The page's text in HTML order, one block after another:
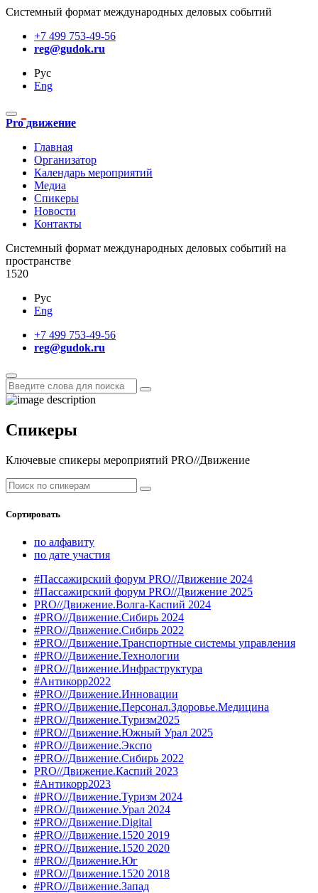
Системный формат международных деловых событий
+7 499 753-49-56
reg@gudok.ru
Рус
Eng
Pro движение
Главная
Организатор
Календарь мероприятий
Медиа
Спикеры
Новости
Контакты
Cистемный формат международных деловых событий на
пространстве
1520
Рус
Eng
+7 499 753-49-56
reg@gudok.ru
Спикеры
Ключевые спикеры мероприятий PRO//Движение
Сортировать
по алфавиту
по дате участия
#Пассажирский форум PRO//Движение 2024
#Пассажирский форум PRO//Движение 2025
PRO//Движение.Волга-Каспий 2024
#PRO//Движение.Сибирь 2024
#PRO//Движение.Сибирь 2022
#PRO//Движение.Транспортные системы управления
#PRO//Движение.Технологии
#PRO//Движение.Инфраструктура
#Антикорр2022
#PRO//Движение.Инновации
#PRO//Движение.Персонал.Здоровье.Медицина
#PRO//Движение.Туризм2025
#PRO//Движение.Южный Урал 2025
#PRO//Движение.Экспо
#PRO//Движение.Сибирь 2022
PRO//Движение.Каспий 2023
#Антикорр2023
#PRO//Движение.Туризм 2024
#PRO//Движение.Урал 2024
#PRO//Движение.Digital
#PRO//Движение.1520 2019
#PRO//Движение.1520 2020
#PRO//Движение.Юг
#PRO//Движение.1520 2018
#PRO//Движение.Запад